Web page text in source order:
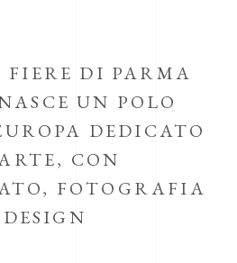
DI PARMA
UN POLO
DEDICATO
CON
FOTOGRAFIA
DESIGN